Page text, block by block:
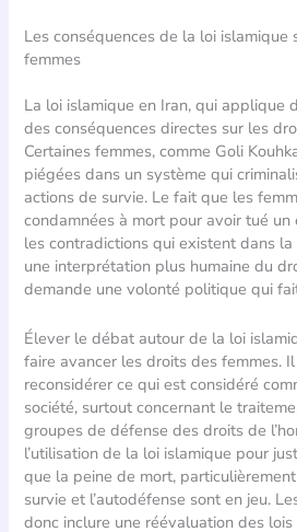
Les conséquences de la loi islamique
femmes
La loi islamique en Iran, qui applique
des conséquences directes sur les
Certaines femmes, comme Goli
piégées dans un système qui
actions de survie. Le fait que les
condamnées à mort pour avoir tué
les contradictions qui existent dans
une interprétation plus humaine du
demande une volonté politique qui
Élever le débat autour de la loi
faire avancer les droits des femmes.
reconsidérer ce qui est considéré
société, surtout concernant le
groupes de défense des droits de
l’utilisation de la loi islamique pour
que la peine de mort,
survie et l’autodéfense sont en jeu.
donc inclure une réévaluation des